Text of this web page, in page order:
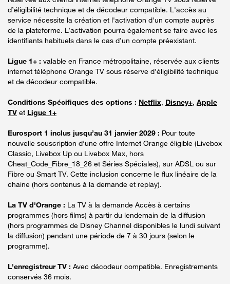
d’éligibilité technique et de décodeur compatible. L'accès au
service nécessite la création et l'activation d'un compte auprès
de la plateforme. L’activation pourra également se faire avec les
identifiants habituels dans le cas d’un compte préexistant.
Ligue 1+ : valable en France métropolitaine, réservée aux clients
internet téléphone Orange TV sous réserve d’éligibilité technique
et de décodeur compatible.
Conditions Spécifiques des options : Netflix, Disney+, Apple
TV et Ligue 1+
Eurosport 1 inclus jusqu’au 31 janvier 2029 : Pour toute
nouvelle souscription d’une offre Internet Orange éligible (Livebox
Classic, Livebox Up ou Livebox Max, hors
Cheat_Code_Fibre_18_26 et Séries Spéciales), sur ADSL ou sur
Fibre ou Smart TV. Cette inclusion concerne le flux linéaire de la
chaine (hors contenus à la demande et replay).
La TV d'Orange : La TV à la demande Accès à certains
programmes (hors films) à partir du lendemain de la diffusion
(hors programmes de Disney Channel disponibles le lundi suivant
la diffusion) pendant une période de 7 à 30 jours (selon le
programme).
L'enregistreur TV : Avec décodeur compatible. Enregistrements
conservés 36 mois.